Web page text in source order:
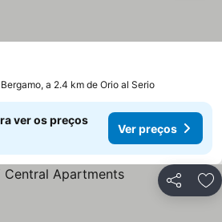
Bergamo, a 2.4 km de Orio al Serio
ver os preços
Ver preços
Partilhar